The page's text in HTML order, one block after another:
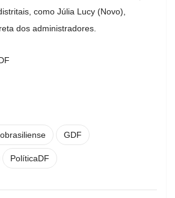
como Júlia Lucy (Novo),
dos administradores.
GDF
PolíticaDF